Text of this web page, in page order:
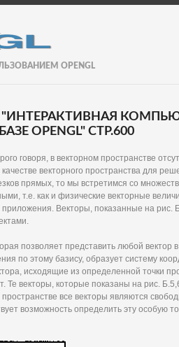
OPENGL
OPENGL" СТР.600
говоря, в векторном пространстве
векторного пространства для
прямых, то мы встретимся со
т.е. как и физические векторные
Векторы, показанные на рис.
позволяет представить любой вектор
по этому базису, образует систему
исходящие из определенной точки
Те векторы, которые показаны на рис.
пространстве все векторы являются
возможность определить эту особую